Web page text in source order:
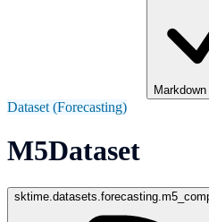
Dataset (Forecasting)
M5Dataset